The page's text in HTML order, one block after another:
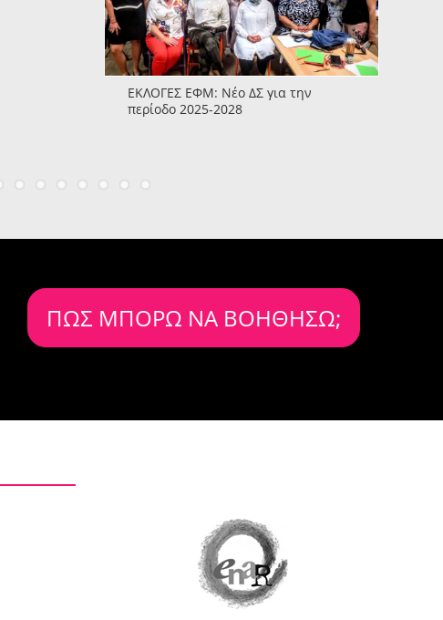
ΕΚΛΟΓΕΣ ΕΦΜ: Νέο ΔΣ για την
περίοδο 2025-2028
ΠΩΣ ΜΠΟΡΩ ΝΑ ΒΟΗΘΗΣΩ;